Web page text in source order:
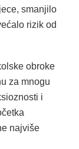
smanjilo
rizik od
obroke
za mnogu
i
najviše